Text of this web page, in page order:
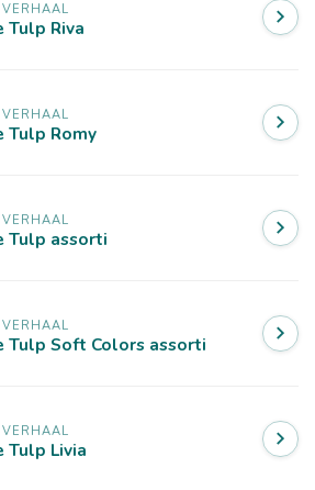
Tulp Riva
Tulp Romy
Tulp assorti
Tulp Soft Colors assorti
Tulp Livia